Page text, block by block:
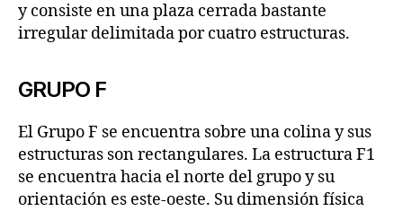
y consiste en una plaza cerrada bastante
irregular delimitada por cuatro estructuras.
GRUPO F
El Grupo F se encuentra sobre una colina y sus
estructuras son rectangulares. La estructura F1
se encuentra hacia el norte del grupo y su
orientación es este-oeste. Su dimensión física